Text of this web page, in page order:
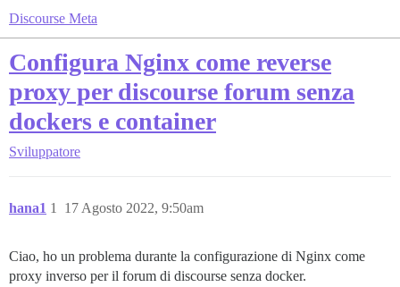
Discourse Meta
Configura Nginx come reverse
proxy per discourse forum senza
dockers e container
Sviluppatore
hana1 17 Agosto 2022, 9:50am
1
Ciao, ho un problema durante la configurazione di Nginx come
proxy inverso per il forum di discourse senza docker.